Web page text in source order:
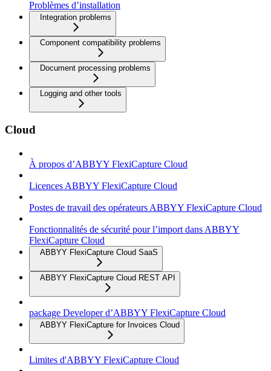
Problèmes d’installation
Integration problems
Component compatibility problems
Document processing problems
Logging and other tools
Cloud
À propos d’ABBYY FlexiCapture Cloud
Licences ABBYY FlexiCapture Cloud
Postes de travail des opérateurs ABBYY FlexiCapture Cloud
Fonctionnalités de sécurité pour l’import dans ABBYY
FlexiCapture Cloud
ABBYY FlexiCapture Cloud SaaS
ABBYY FlexiCapture Cloud REST API
package Developer d’ABBYY FlexiCapture Cloud
ABBYY FlexiCapture for Invoices Cloud
Limites d'ABBYY FlexiCapture Cloud